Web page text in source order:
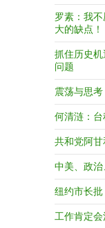
罗素：我
大的缺点！
抓住历史
问题
震荡与思
何清涟：
共和党阿
中美、政
纽约市长
工作肯定